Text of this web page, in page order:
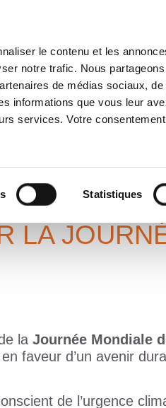
le contenu et les
notre trafic. Nous
de médias sociaux,
informations que vous leur
services. Votre
Statistiques
SERVICES
LA
laJournée Mondiale
faveur d’un avenir
de l’urgence